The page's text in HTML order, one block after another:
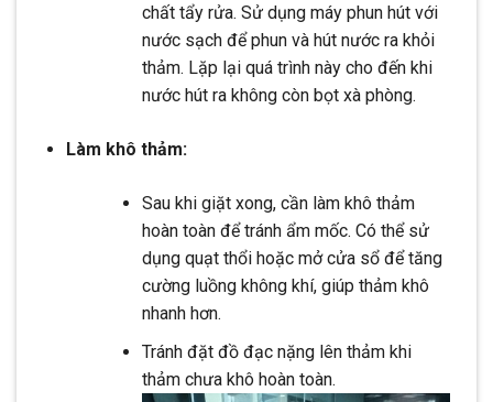
chất tẩy rửa. Sử dụng máy phun hút với
nước sạch để phun và hút nước ra khỏi
thảm. Lặp lại quá trình này cho đến khi
nước hút ra không còn bọt xà phòng.
Làm khô thảm:
Sau khi giặt xong, cần làm khô thảm
hoàn toàn để tránh ẩm mốc. Có thể sử
dụng quạt thổi hoặc mở cửa sổ để tăng
cường luồng không khí, giúp thảm khô
nhanh hơn.
Tránh đặt đồ đạc nặng lên thảm khi
thảm chưa khô hoàn toàn.